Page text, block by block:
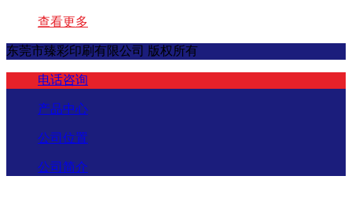
查看更多
东莞市臻彩印刷有限公司 版权所有
电话咨询
产品中心
公司位置
公司简介